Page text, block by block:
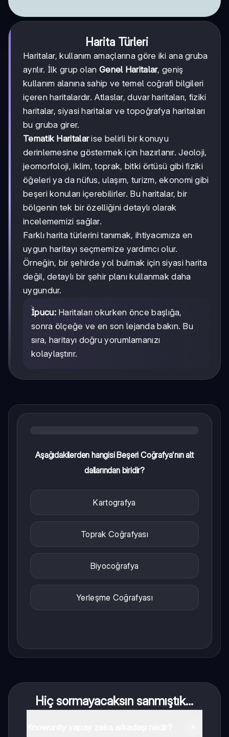
Harita Türleri
Haritalar, kullanım amaçlarına göre iki ana gruba
ayrılır. İlk grup olan Genel Haritalar, geniş
kullanım alanına sahip ve temel coğrafi bilgileri
içeren haritalardır. Atlaslar, duvar haritaları, fiziki
haritalar, siyasi haritalar ve topoğrafya haritaları
bu gruba girer.
Tematik Haritalarise belirli bir konuyu
derinlemesine göstermek için hazırlanır. Jeoloji,
jeomorfoloji, iklim, toprak, bitki örtüsü gibi fiziki
öğeleri ya da nüfus, ulaşım, turizm, ekonomi gibi
beşeri konuları içerebilirler. Bu haritalar, bir
bölgenin tek bir özelliğini detaylı olarak
incelememizi sağlar.
Farklı harita türlerini tanımak, ihtiyacımıza en
uygun haritayı seçmemize yardımcı olur.
Örneğin, bir şehirde yol bulmak için siyasi harita
değil, detaylı bir şehir planı kullanmak daha
uygundur.
İpucu:Haritaları okurken önce başlığa,
sonra ölçeğe ve en son lejanda bakın. Bu
sıra, haritayı doğru yorumlamanızı
kolaylaştırır.
Aşağıdakilerden hangisi Beşeri Coğrafya'nın alt
dallarından biridir?
Kartografya
Toprak Coğrafyası
Biyocoğrafya
Yerleşme Coğrafyası
Hiç sormayacaksın sanmıştık...